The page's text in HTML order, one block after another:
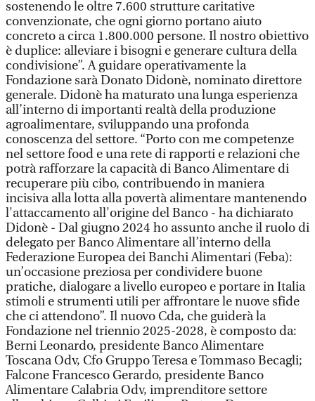
sostenendo le oltre 7.600 strutture caritative
convenzionate, che ogni giorno portano aiuto
concreto a circa 1.800.000 persone. Il nostro obiettivo
è duplice: alleviare i bisogni e generare cultura della
condivisione”. A guidare operativamente la
Fondazione sarà Donato Didonè, nominato direttore
generale. Didonè ha maturato una lunga esperienza
all’interno di importanti realtà della produzione
agroalimentare, sviluppando una profonda
conoscenza del settore. “Porto con me competenze
nel settore food e una rete di rapporti e relazioni che
potrà rafforzare la capacità di Banco Alimentare di
recuperare più cibo, contribuendo in maniera
incisiva alla lotta alla povertà alimentare mantenendo
l'attaccamento all'origine del Banco - ha dichiarato
Didonè - Dal giugno 2024 ho assunto anche il ruolo di
delegato per Banco Alimentare all’interno della
Federazione Europea dei Banchi Alimentari (Feba):
un’occasione preziosa per condividere buone
pratiche, dialogare a livello europeo e portare in Italia
stimoli e strumenti utili per affrontare le nuove sfide
che ci attendono”. Il nuovo Cda, che guiderà la
Fondazione nel triennio 2025-2028, è composto da:
Berni Leonardo, presidente Banco Alimentare
Toscana Odv, Cfo Gruppo Teresa e Tommaso Becagli;
Falcone Francesco Gerardo, presidente Banco
Alimentare Calabria Odv, imprenditore settore